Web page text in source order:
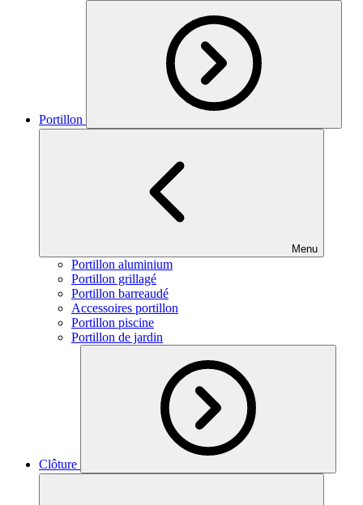
Portillon
Menu
Portillon aluminium
Portillon grillagé
Portillon barreaudé
Accessoires portillon
Portillon piscine
Portillon de jardin
Clôture